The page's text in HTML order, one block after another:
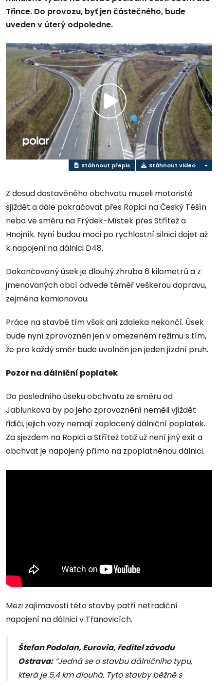
Třince. Do provozu, byť jen částečného, bude
uveden v úterý odpoledne.
Přehrát
video
Stáhnout přepis Stáhnout video
Z dosud dostavěného obchvatu museli motoristé
sjíždět a dále pokračovat přes Ropici na Český Těšín
nebo ve směru na Frýdek-Místek přes Střítež a
Hnojník. Nyní budou moci po rychlostní silnici dojet až
k napojení na dálnici D48.
Dokončovaný úsek je dlouhý zhruba 6 kilometrů a z
jmenovaných obcí odvede téměř veškerou dopravu,
zejména kamionovou.
Práce na stavbě tím však ani zdaleka nekončí. Úsek
bude nyní zprovozněn jen v omezeném režimu s tím,
že pro každý směr bude uvolněn jen jeden jízdní pruh.
Pozor na dálniční poplatek
Do posledního úseku obchvatu ze směru od
Jablunkova by po jeho zprovoznění neměli vjíždět
řidiči, jejich vozy nemají zaplacený dálniční poplatek.
Za sjezdem na Ropici a Střítež totiž už není jiný exit a
obchvat je napojený přímo na zpoplatněnou dálnici.
Mezi zajímavosti této stavby patří netradiční
napojení na dálnici v Třanovicích.
Štefan Podolan, Eurovia, ředitel závodu
Ostrava:“Jedná se o stavbu dálničního typu,
která je 5,4 km dlouhá. Tyto stavby běžně s